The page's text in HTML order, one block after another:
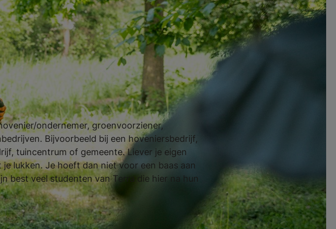
eigen bedrijf beginnen. Doorleren
ondernemer, groenvoorziener,
Bijvoorbeeld bij een hoveniersbedrijf,
tuincentrum of gemeente. Liever je eigen
lukken. Je hoeft dan niet voor een baas aan
best veel studenten van Terra die hier na hun